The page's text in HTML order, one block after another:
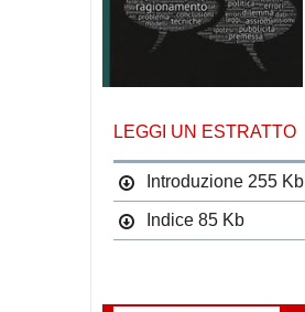
LEGGI UN ESTRATTO
Introduzione 255 Kb
Indice 85 Kb